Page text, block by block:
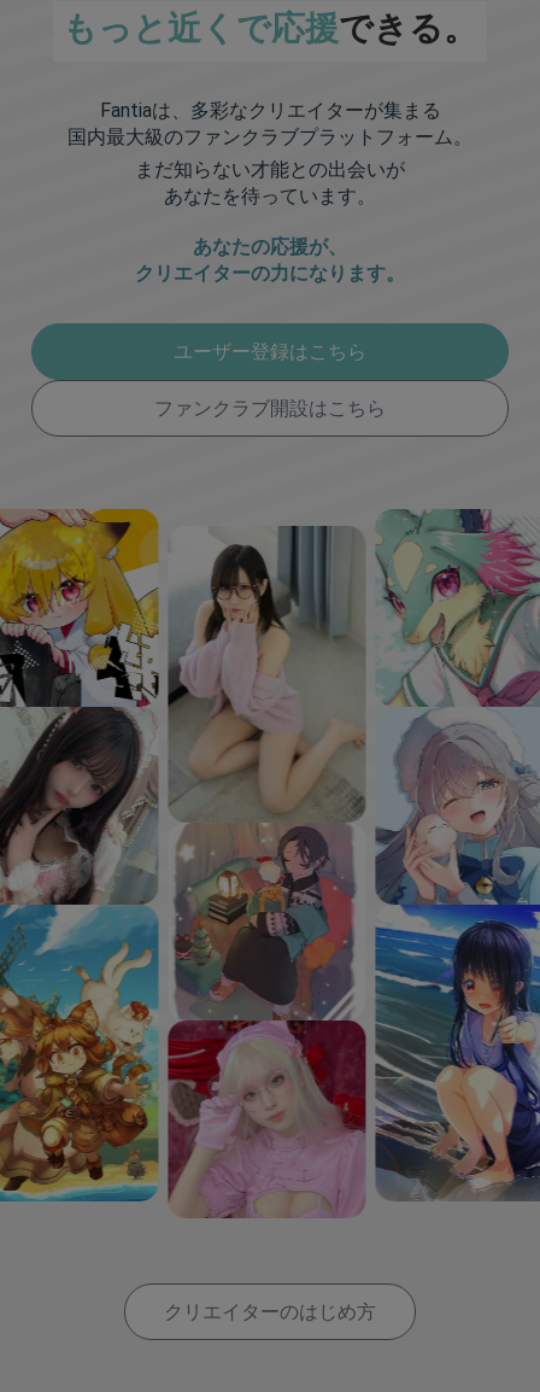
もっと近くで応援できる。
Fantiaは、多彩なクリエイターが集まる
国内最大級のファンクラブプラットフォーム。
まだ知らない才能との出会いが
あなたを待っています。
あなたの応援が、
クリエイターの力になります。
ユーザー登録はこちら
ファンクラブ開設はこちら
クリエイターのはじめ方